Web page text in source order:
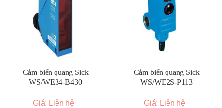
Cảm biến quang Sick
WS/WE34-B430
Giá: Liên hệ
Cảm biến quang Sick
WS/WE2S-P113
Giá: Liên hệ